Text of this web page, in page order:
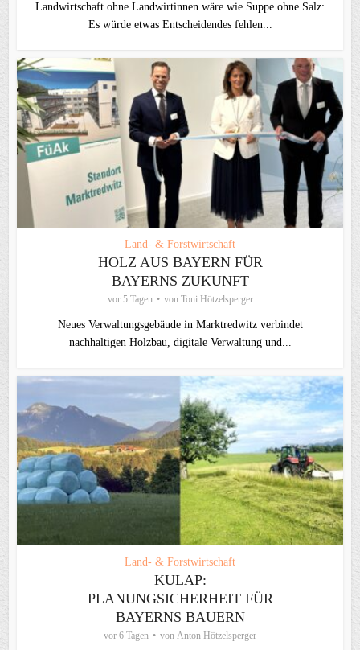
Landwirtschaft ohne Landwirtinnen wäre wie Suppe ohne Salz:
Es würde etwas Entscheidendes fehlen...
Land- & Forstwirtschaft
HOLZ AUS BAYERN FÜR
BAYERNS ZUKUNFT
vor 5 Tagen von Toni Hötzelsperger
Neues Verwaltungsgebäude in Marktredwitz verbindet
nachhaltigen Holzbau, digitale Verwaltung und...
Land- & Forstwirtschaft
KULAP:
PLANUNGSICHERHEIT FÜR
BAYERNS BAUERN
vor 6 Tagen von Anton Hötzelsperger